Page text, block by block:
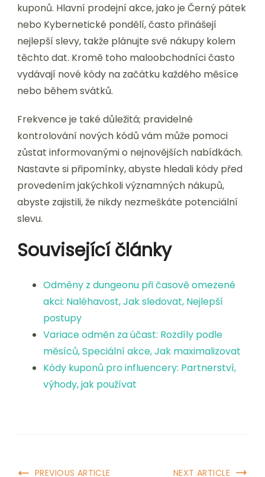
kuponů. Hlavní prodejní akce, jako je Černý pátek
nebo Kybernetické pondělí, často přinášejí
nejlepší slevy, takže plánujte své nákupy kolem
těchto dat. Kromě toho maloobchodníci často
vydávají nové kódy na začátku každého měsíce
nebo během svátků.
Frekvence je také důležitá; pravidelné
kontrolování nových kódů vám může pomoci
zůstat informovanými o nejnovějších nabídkách.
Nastavte si připomínky, abyste hledali kódy před
provedením jakýchkoli významných nákupů,
abyste zajistili, že nikdy nezmeškáte potenciální
slevu.
Související články
Odměny z dungeonu při časově omezené
akci: Naléhavost, Jak sledovat, Nejlepší
postupy
Variace odměn za účast: Rozdíly podle
měsíců, Speciální akce, Jak maximalizovat
Kódy kuponů pro influencery: Partnerství,
výhody, jak používat
PREVIOUS ARTICLE NEXT ARTICLE